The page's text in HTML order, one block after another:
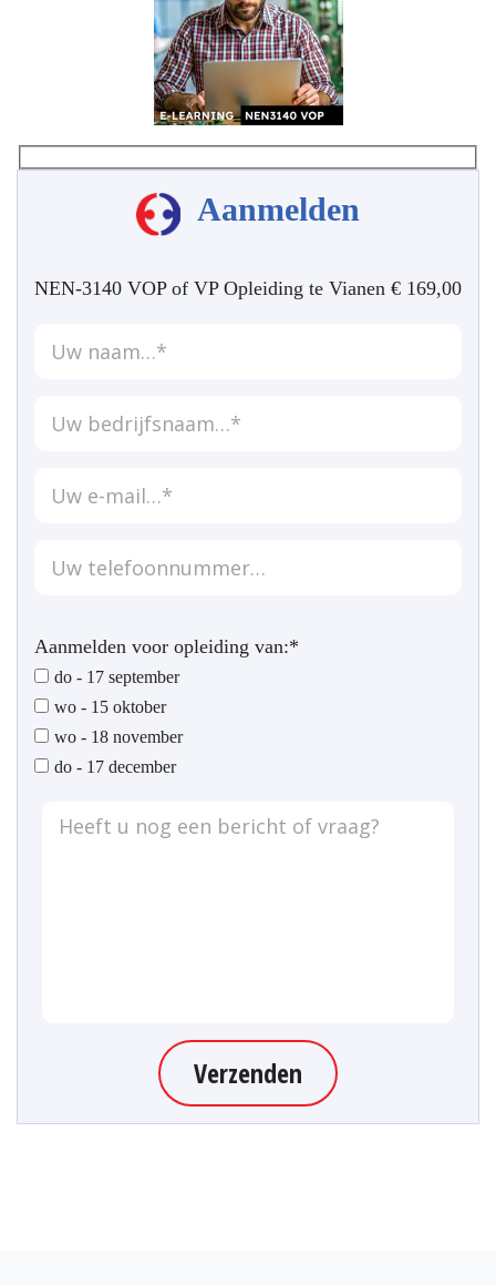
Aanmelden
NEN-3140 VOP of VP Opleiding te Vianen € 169,00
Aanmelden voor opleiding van:*
do - 17 september
wo - 15 oktober
wo - 18 november
do - 17 december
Verzenden